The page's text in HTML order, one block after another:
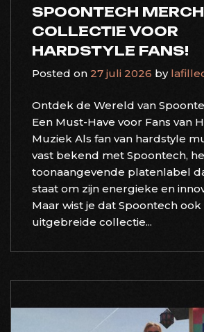
SPOONTECH
COLLECTIE VOOR
HARDSTYLE FANS!
Posted on 27 juli 2026 by
Ontdek de Wereld van
Een Must-Have voor Fans van
Muziek Als fan van hardstyle
vast bekend met Spoontech,
toonaangevende platenlabel
staat om zijn energieke en
Maar wist je dat Spoontech ook
uitgebreide collectie...